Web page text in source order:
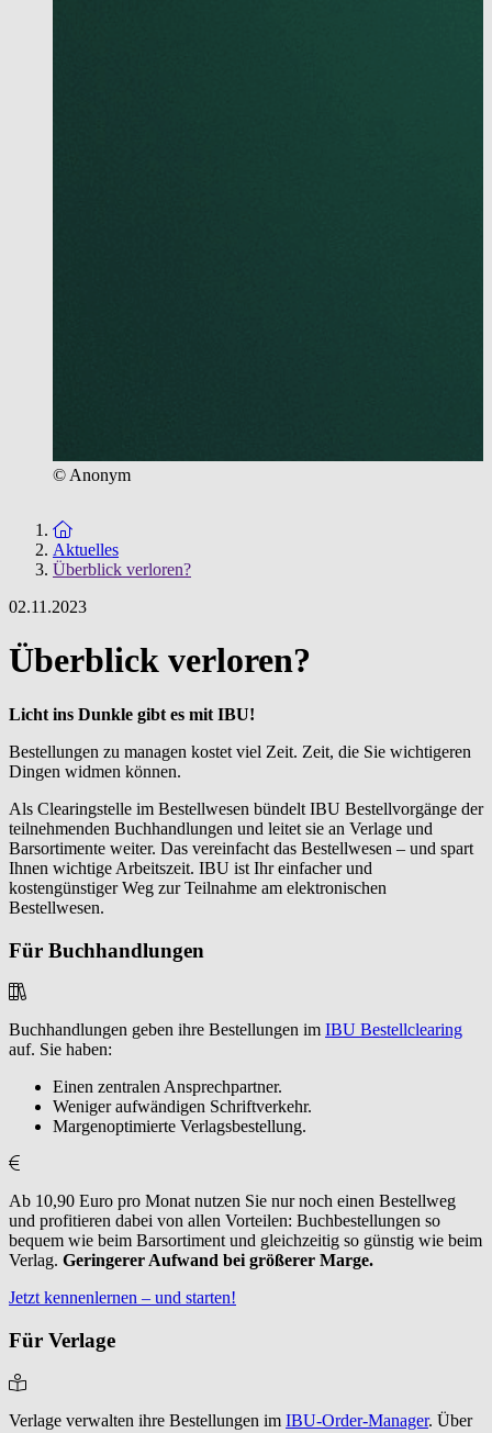
© Anonym
Zur Startseite
Aktuelles
Überblick verloren?
02.11.2023
Überblick verloren?
Licht ins Dunkle gibt es mit IBU!
Bestellungen zu managen kostet viel Zeit. Zeit, die Sie wichtigeren
Dingen widmen können.
Als Clearingstelle im Bestellwesen bündelt IBU Bestellvorgänge der
teilnehmenden Buchhandlungen und leitet sie an Verlage und
Barsortimente weiter. Das vereinfacht das Bestellwesen – und spart
Ihnen wichtige Arbeitszeit. IBU ist Ihr einfacher und
kostengünstiger Weg zur Teilnahme am elektronischen
Bestellwesen.
Für Buchhandlungen
Buchhandlungen geben ihre Bestellungen im IBU Bestellclearing
auf. Sie haben:
Einen zentralen Ansprechpartner.
Weniger aufwändigen Schriftverkehr.
Margenoptimierte Verlagsbestellung.
Ab 10,90 Euro pro Monat nutzen Sie nur noch einen Bestellweg
und profitieren dabei von allen Vorteilen: Buchbestellungen so
bequem wie beim Barsortiment und gleichzeitig so günstig wie beim
Verlag. Geringerer Aufwand bei größerer Marge.
Jetzt kennenlernen – und starten!
Für Verlage
Verlage verwalten ihre Bestellungen im IBU-Order-Manager. Über